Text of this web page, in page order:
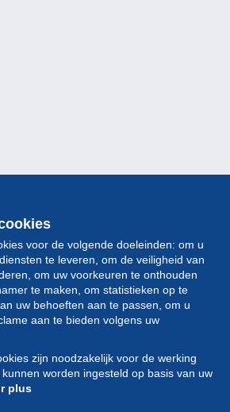
voor de volgende doeleinden: om u
te leveren, om de veiligheid van
om uw voorkeuren te onthouden
te maken, om statistieken op te
uw behoeften aan te passen, om u
aan te bieden volgens uw
zijn noodzakelijk voor de werking
worden ingesteld op basis van uw
plus